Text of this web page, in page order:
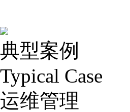
典型案例
Typical Case
运维管理